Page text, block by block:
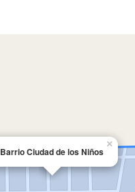
Barrio Ciudad de los Niños
×